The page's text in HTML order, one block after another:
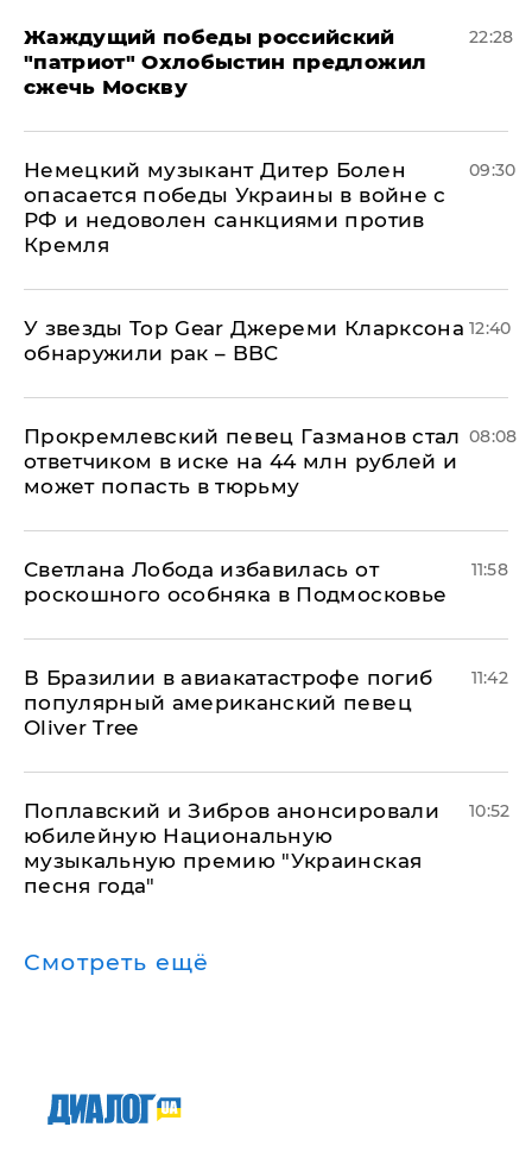
Жаждущий победы российский
"патриот" Охлобыстин предложил
сжечь Москву
22:28
Немецкий музыкант Дитер Болен
опасается победы Украины в войне с
РФ и недоволен санкциями против
Кремля
09:30
У звезды Top Gear Джереми Кларксона
обнаружили рак – BBC
12:40
Прокремлевский певец Газманов стал
ответчиком в иске на 44 млн рублей и
может попасть в тюрьму
08:08
Светлана Лобода избавилась от
роскошного особняка в Подмосковье
11:58
В Бразилии в авиакатастрофе погиб
популярный американский певец
Oliver Tree
11:42
Поплавский и Зибров анонсировали
юбилейную Национальную
музыкальную премию "Украинская
песня года"
10:52
Смотреть ещё